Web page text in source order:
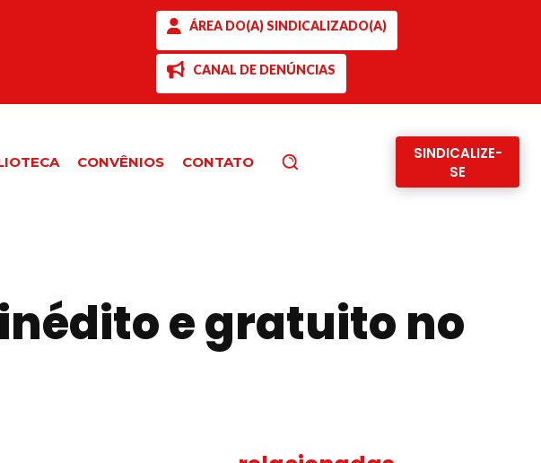
ÁREA DO(A) SINDICALIZADO(A)
CANAL DE DENÚNCIAS
CONVÊNIOS CONTATO
SINDICALIZE-
SE
e gratuito no